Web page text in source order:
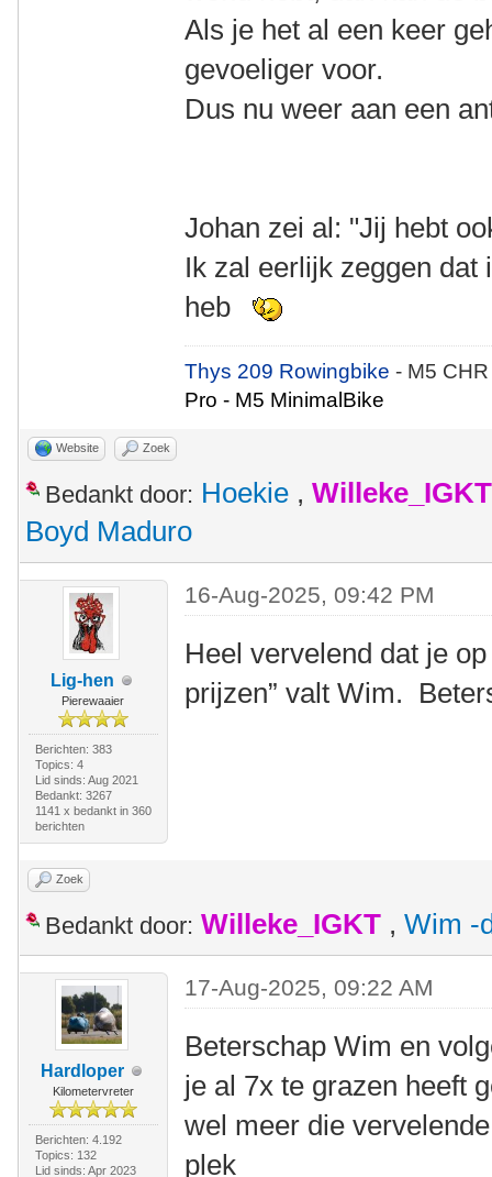
Als je het al een keer
gevoeliger voor.
Dus nu weer aan een
Johan zei al: "Jij hebt
Ik zal eerlijk zeggen
heb
Thys 209 Rowingbike- M5
Pro - M5 MinimalBike
Website Zoek
Bedankt door: Hoekie , Willeke_IGKT
Boyd Maduro
Lig-hen
Pierewaaier
Berichten: 383
Topics: 4
Lid sinds: Aug 2021
Bedankt: 3267
1141 x bedankt in 360
berichten
16-Aug-2025, 09:42 PM
Heel vervelend dat je
prijzen” valt Wim.
Zoek
Bedankt door: Willeke_IGKT , Wim -
Hardloper
Kilometervreter
Berichten: 4.192
Topics: 132
Lid sinds: Apr 2023
17-Aug-2025, 09:22 AM
Beterschap Wim en
je al 7x te grazen heeft
wel meer die
plek